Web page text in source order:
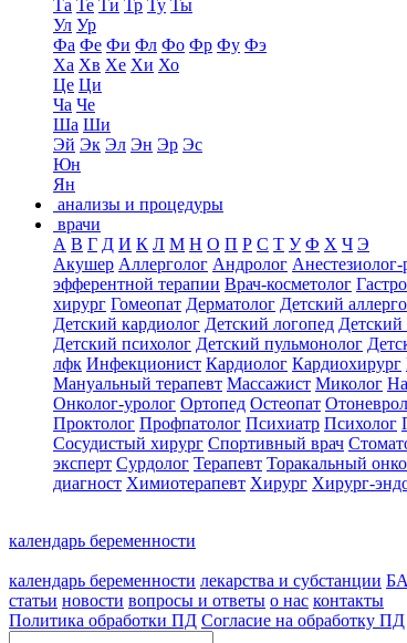
Та Те Ти Тр Ту Ты
Ул Ур
Фа Фе Фи Фл Фо Фр Фу Фэ
Ха Хв Хе Хи Хо
Це Ци
Ча Че
Ша Ши
Эй Эк Эл Эн Эр Эс
Юн
Ян
анализы и процедуры
врачи
А В Г Д И К Л М Н О П Р С Т У Ф Х Ч Э
Акушер Аллерголог Андролог
эфферентной терапии Врач-косметолог
хирург Гомеопат Дерматолог Детский
Детский кардиолог Детский логопед Детский
Детский психолог Детский пульмонолог
лфк Инфекционист Кардиолог Кардиохирург
Мануальный терапевт Массажист Миколог
Онколог-уролог Ортопед Остеопат
Проктолог Профпатолог Психиатр Психолог
Сосудистый хирург Спортивный врач
эксперт Сурдолог Терапевт Торакальный
диагност Химиотерапевт Хирург Хирург-
календарь беременности
календарь беременности лекарства и субстанции
статьи новости вопросы и ответы о нас контакты
Политика обработки ПД Согласие на обработку ПД